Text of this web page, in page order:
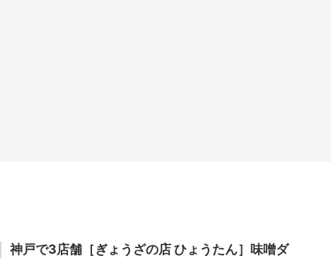
神戸で3店舗［ぎょうざの店 ひょうたん］味噌ダ